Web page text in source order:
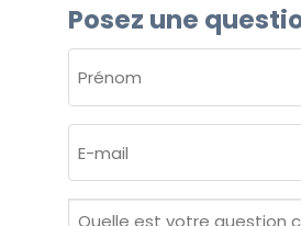
Posez une
(NÉCESSAIRE)
Prénom
mail
Quelle